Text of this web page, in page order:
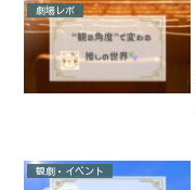
劇場レポ
観劇・イベント